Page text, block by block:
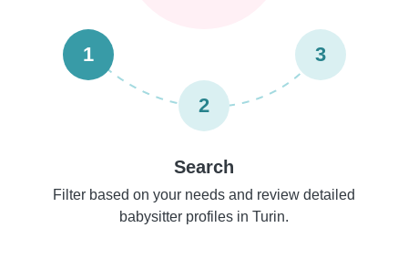
1
2
3
Search
Filter based on your needs and review detailed
babysitter profiles in Turin.